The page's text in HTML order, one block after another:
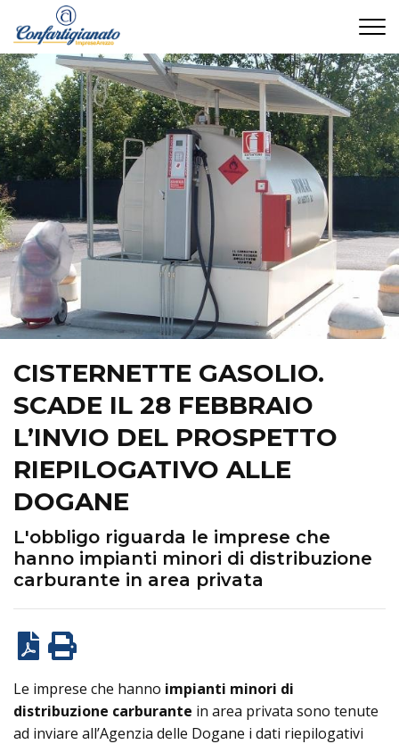
CISTERNETTE GASOLIO.
SCADE IL 28 FEBBRAIO
L’INVIO DEL PROSPETTO
RIEPILOGATIVO ALLE
DOGANE
L'obbligo riguarda le imprese che
hanno impianti minori di distribuzione
carburante in area privata
Le imprese che hanno impianti minori di
distribuzione carburante in area privata sono tenute
ad inviare all’Agenzia delle Dogane i dati riepilogativi